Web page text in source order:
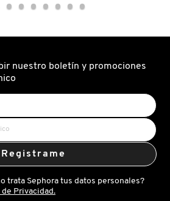
BLUSH
nuestro boletín y promociones
Registrame
trata Sephora tus datos personales?
Privacidad.